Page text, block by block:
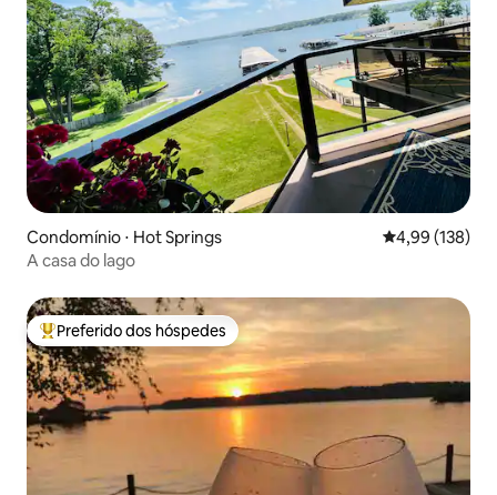
Condomínio ⋅ Hot Springs 4,99 de uma
4,99 (138)
A casa do lago
Entre os melhores preferidos dos hóspedes
Preferido dos hóspedes